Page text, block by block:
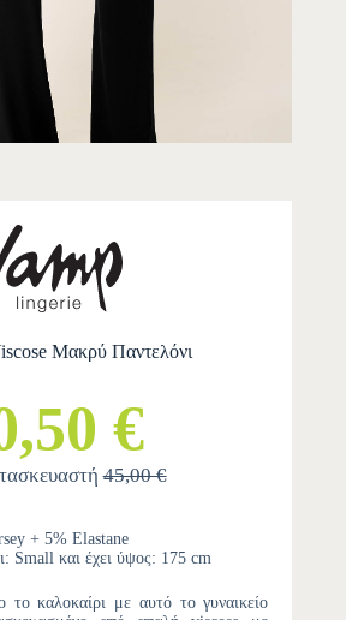
Μακρύ Παντελόνι
€
45,00 €
+ 5% Elastane
Small και έχει ύψος: 175 cm
το καλοκαίρι με αυτό το γυναικείο